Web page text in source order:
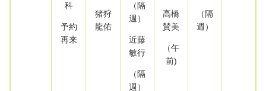
科
予約
再来
猪狩
龍佑
（隔
週）
近藤
敏行
（隔
週）
高橋
賛美
（午
前)
（隔
週 ）